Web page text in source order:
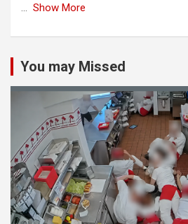
... Show More
You may Missed